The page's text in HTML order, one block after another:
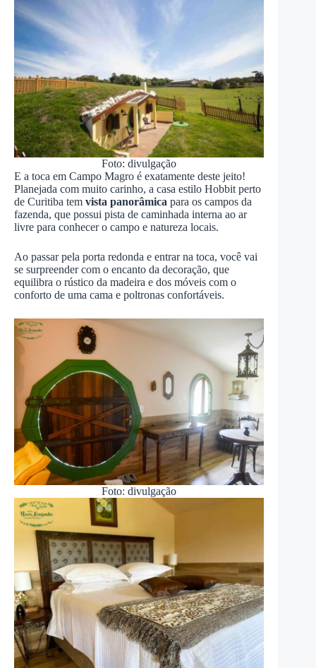
Foto: divulgação
E a toca em Campo Magro é exatamente deste jeito!
Planejada com muito carinho, a casa estilo Hobbit perto
de Curitiba tem vista panorâmica para os campos da
fazenda, que possui pista de caminhada interna ao ar
livre para conhecer o campo e natureza locais.
Ao passar pela porta redonda e entrar na toca, você vai
se surpreender com o encanto da decoração, que
equilibra o rústico da madeira e dos móveis com o
conforto de uma cama e poltronas confortáveis.
Foto: divulgação